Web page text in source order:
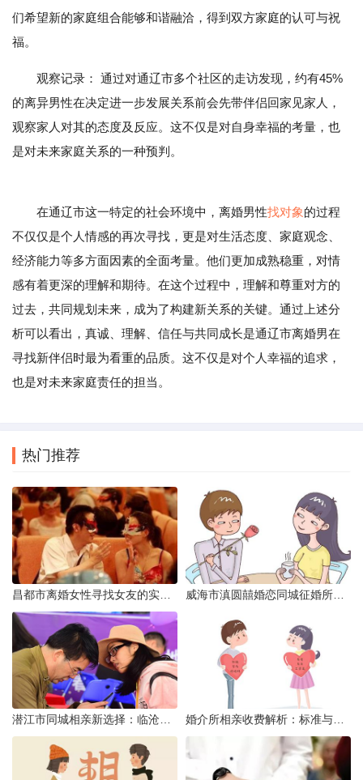
们希望新的家庭组合能够和谐融洽，得到双方家庭的认可与祝
福。
观察记录： 通过对通辽市多个社区的走访发现，约有45%
的离异男性在决定进一步发展关系前会先带伴侣回家见家人，
观察家人对其的态度及反应。这不仅是对自身幸福的考量，也
是对未来家庭关系的一种预判。
在通辽市这一特定的社会环境中，离婚男性找对象的过程
不仅仅是个人情感的再次寻找，更是对生活态度、家庭观念、
经济能力等多方面因素的全面考量。他们更加成熟稳重，对情
感有着更深的理解和期待。在这个过程中，理解和尊重对方的
过去，共同规划未来，成为了构建新关系的关键。通过上述分
析可以看出，真诚、理解、信任与共同成长是通辽市离婚男在
寻找新伴侣时最为看重的品质。这不仅是对个人幸福的追求，
也是对未来家庭责任的担当。
热门推荐